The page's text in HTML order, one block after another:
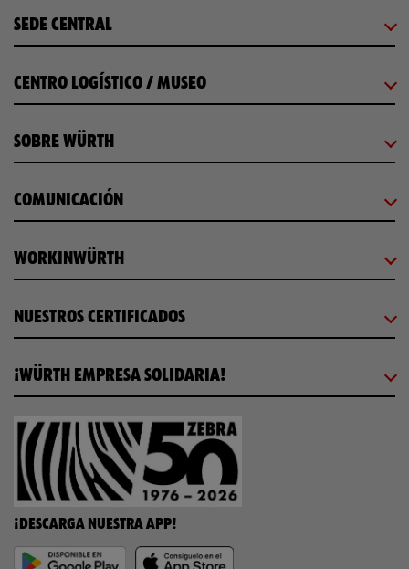
SEDE CENTRAL
CENTRO LOGÍSTICO / MUSEO
SOBRE WÜRTH
COMUNICACIÓN
WORKINWÜRTH
NUESTROS CERTIFICADOS
¡WÜRTH EMPRESA SOLIDARIA!
¡DESCARGA NUESTRA APP!